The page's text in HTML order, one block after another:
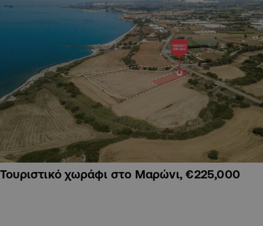
Τουριστικό χωράφι στο Μαρώνι, €225,000